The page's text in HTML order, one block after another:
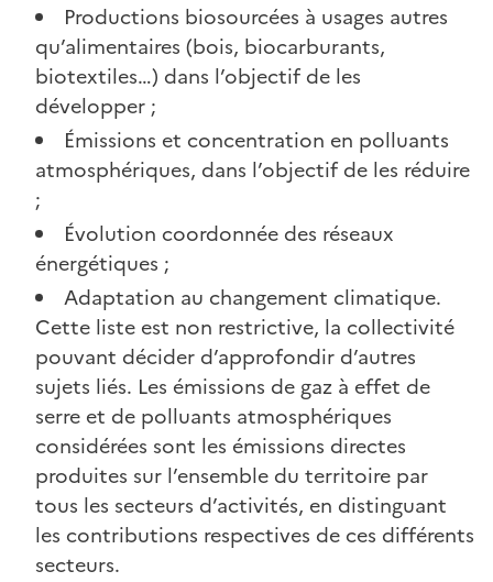
Productions biosourcées à usages autres
qu’alimentaires (bois, biocarburants,
biotextiles…) dans l’objectif de les
développer ;
Émissions et concentration en polluants
atmosphériques, dans l’objectif de les réduire
;
Évolution coordonnée des réseaux
énergétiques ;
Adaptation au changement climatique.
Cette liste est non restrictive, la collectivité
pouvant décider d’approfondir d’autres
sujets liés. Les émissions de gaz à effet de
serre et de polluants atmosphériques
considérées sont les émissions directes
produites sur l’ensemble du territoire par
tous les secteurs d’activités, en distinguant
les contributions respectives de ces différents
secteurs.